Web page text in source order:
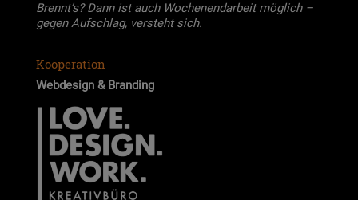
Brennt’s? Dann ist auch Wochen­end­ar­beit mög­lich –
gegen Auf­schlag, ver­steht sich.
Kooperation
Web­de­sign & Bran­ding